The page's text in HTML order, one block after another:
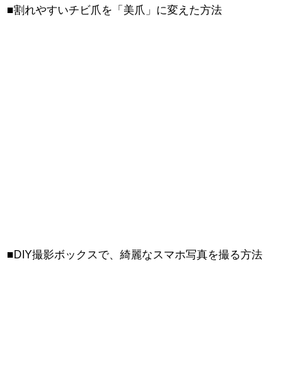
■割れやすいチビ爪を「美爪」に変えた方法
■DIY撮影ボックスで、綺麗なスマホ写真を撮る方法